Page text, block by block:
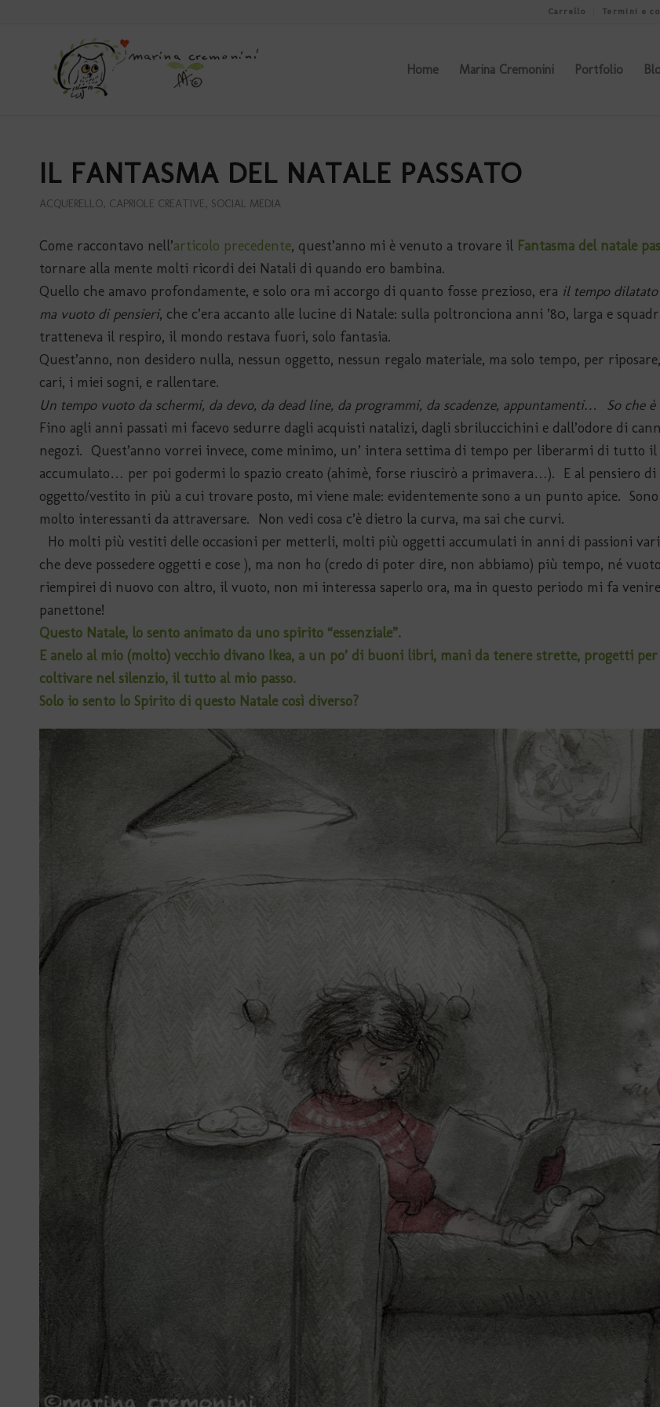
Carrello Termini e
Home Marina Cremonini Portfolio
IL FANTASMA DEL NATALE PASSATO
ACQUERELLO, CAPRIOLE CREATIVE, SOCIAL MEDIA
Come raccontavo nell’articolo precedente, quest’anno mi è venuto a trovare il Fantasma del natale
tornare alla mente molti ricordi dei Natali di quando ero bambina.
Quello che amavo profondamente, e solo ora mi accorgo di quanto fosse prezioso, era il tempo
ma vuoto di pensieri, che c’era accanto alle lucine di Natale: sulla poltronciona anni ’80, larga e
tratteneva il respiro, il mondo restava fuori, solo fantasia.
Quest’anno, non desidero nulla, nessun oggetto, nessun regalo materiale, ma solo tempo, per
cari, i miei sogni, e rallentare.
Un tempo vuoto da schermi, da devo, da dead line, da programmi, da scadenze, appuntamenti… So che
Fino agli anni passati mi facevo sedurre dagli acquisti natalizi, dagli sbriluccichini e dall’odore di
negozi. Quest’anno vorrei invece, come minimo, un’ intera settima di tempo per liberarmi di tutto
accumulato… per poi godermi lo spazio creato (ahimè, forse riuscirò a primavera…). E al pensiero di
oggetto/vestito in più a cui trovare posto, mi viene male: evidentemente sono a un punto apice.
molto interessanti da attraversare. Non vedi cosa c’è dietro la curva, ma sai che curvi.
Ho molti più vestiti delle occasioni per metterli, molti più oggetti accumulati in anni di passioni
che deve possedere oggetti e cose ), ma non ho (credo di poter dire, non abbiamo) più tempo, né
riempirei di nuovo con altro, il vuoto, non mi interessa saperlo ora, ma in questo periodo mi fa
panettone!
Questo Natale, lo sento animato da uno spirito “essenziale”.
E anelo al mio (molto) vecchio divano Ikea, a un po’ di buoni libri, mani da tenere strette, progetti
coltivare nel silenzio, il tutto al mio passo.
Solo io sento lo Spirito di questo Natale così diverso?